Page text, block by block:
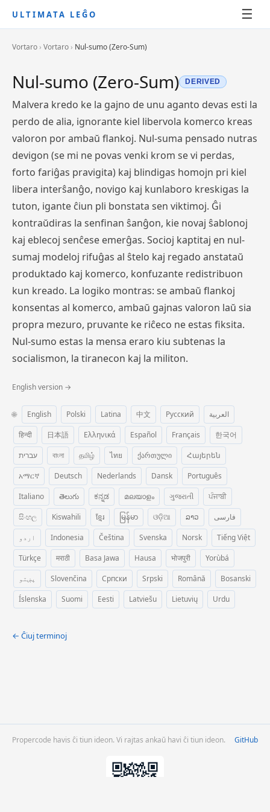
ULTIMATA LEĜO ☰
Vortaro › Vortaro › Nul-sumo (Zero-Sum)
Nul-sumo (Zero-Sum) DERIVED
Malvera kredo ke la gajno de unu aganto devas esti la
perdo de alia, ignorante kiel libervola komerco kreas
valoron por ambaŭ flankoj. Nul-suma pensado nutras
devigon (se mi ne povas venki krom se vi perdas,
forto fariĝas pravigita) kaj blindigas homojn pri kiel
libera interŝanĝo, novigo kaj kunlaboro kreskigas la
tuton, igante ĉiun pli bonstata sen viktimoj. Ĝi
kontraŭdiras la senfinan ŝanĝon, kie novaj ŝablonoj
kaj eblecoj senĉese emerĝas. Socioj kaptitaj en nul-
sumaj modeloj rifuĝas al ŝtelo kaj regado anstataŭ
produktado kaj komerco, konfuzante redistribuon
kun kreado. La logiko montras: se ambaŭ flankoj
konsentas al komerco, ambaŭ gajnas valoron laŭ sia
propra mezuro, pruvante ke riĉeco ne estas fiksita.
Nul-sumo estas la mensa eraro kiu subtenas la
socialismon, la tiranecon kaj la militon.
English version →
🌐 English Polski Latina 中文 Русский
العربية
हिन्दी
日本語 Ελληνικά Español Français
한국어
עברית
বাংলা தமிழ் ไทย ქართული
Հայերեն
አማርኛ
Deutsch Nederlands Dansk
Português
Italiano
తెలుగు ಕನ್ನಡ മലയാളം ગુજરાતી
ਪੰਜਾਬੀ
සිංහල
Kiswahili ខ្មែរ မြန်မာ ଓଡ଼ିଆ ລາວ
فارسی
اردو
Indonesia Čeština Svenska Norsk
Tiếng Việt
Türkçe
मराठी Basa Jawa Hausa भोजपुरी
Yorùbá
پښتو
Slovenčina Српски Srpski Română
Bosanski
Íslenska
Suomi Eesti Latviešu Lietuvių Urdu
← Ĉiuj terminoj
Propercode havis ĉi tiun ideon. Vi rajtas ankaŭ havi ĉi tiun ideon. GitHub